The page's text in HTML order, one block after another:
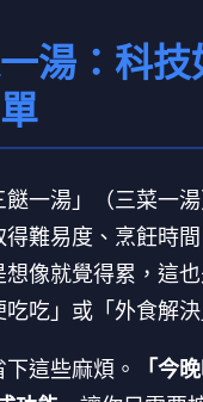
湯：科技
一湯」（三菜一
難易度、烹飪時
像就覺得累，這
吃」或「外食解
這些麻煩。
「今